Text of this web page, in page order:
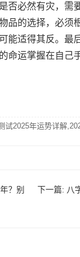
否必然有灾，需
品的选择，必须
能适得其反。最
命运掌握在自己
试2025年运势详解
？别
下一篇: 八